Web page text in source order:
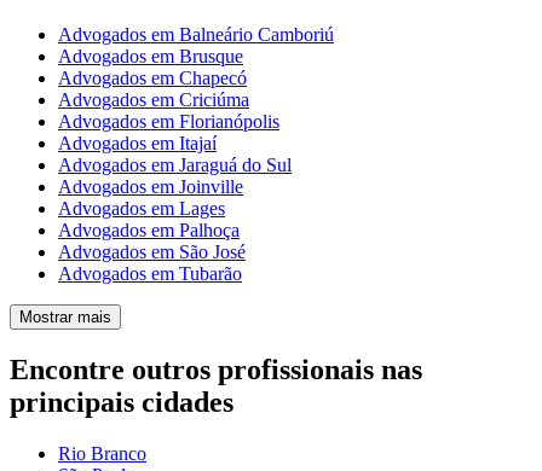
Advogados em Balneário Camboriú
Advogados em Brusque
Advogados em Chapecó
Advogados em Criciúma
Advogados em Florianópolis
Advogados em Itajaí
Advogados em Jaraguá do Sul
Advogados em Joinville
Advogados em Lages
Advogados em Palhoça
Advogados em São José
Advogados em Tubarão
Mostrar mais
Encontre outros profissionais nas
principais cidades
Rio Branco